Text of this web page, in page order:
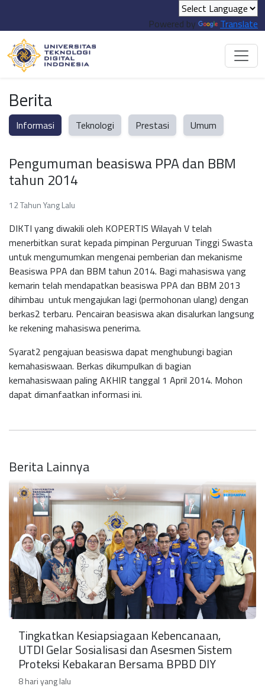
Powered by Translate
Berita
Informasi Teknologi Prestasi Umum
Pengumuman beasiswa PPA dan BBM
tahun 2014
12 Tahun Yang Lalu
DIKTI yang diwakili oleh KOPERTIS Wilayah V telah
menerbitkan surat kepada pimpinan Perguruan Tinggi Swasta
untuk mengumumkan mengenai pemberian dan mekanisme
Beasiswa PPA dan BBM tahun 2014. Bagi mahasiswa yang
kemarin telah mendapatkan beasiswa PPA dan BBM 2013
dihimbau untuk mengajukan lagi (permohonan ulang) dengan
berkas2 terbaru. Pencairan beasiswa akan disalurkan langsung
ke rekening mahasiswa penerima.
Syarat2 pengajuan beasiswa dapat menghubungi bagian
kemahasiswaan. Berkas dikumpulkan di bagian
kemahasiswaan paling AKHIR tanggal 1 April 2014. Mohon
dapat dimanfaatkan informasi ini.
Berita Lainnya
Tingkatkan Kesiapsiagaan Kebencanaan,
UTDI Gelar Sosialisasi dan Asesmen Sistem
Proteksi Kebakaran Bersama BPBD DIY
8 hari yang lalu